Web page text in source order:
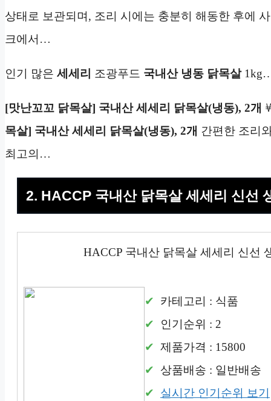
상태로 보관되며, 조리 시에는 충분히 해동한 후에
크에서…
인기 많은 세세리 조광푸드 국내산 냉동 닭목살
[맛난꼬꼬 닭목살] 국내산 세세리 닭목살(냉동), 2개
목살] 국내산 세세리 닭목살(냉동), 2개 간편한 조리
최고의…
2. HACCP 국내산 닭목살 세세리 신선
HACCP 국내산 닭목살 세세리 신선
카테고리 : 식품
인기순위 : 2
제품가격 : 15800
상품배송 : 일반배송
실시간 인기순위 보기